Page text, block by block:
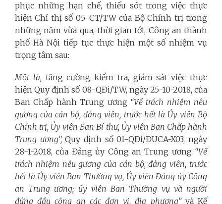
phục những hạn chế, thiếu sót trong việc thực
hiện Chỉ thị số 05-CT/TW của Bộ Chính trị trong
những năm vừa qua, thời gian tới, Công an thành
phố Hà Nội tiếp tục thực hiện một số nhiệm vụ
trọng tâm sau:
Một là,tăng cường kiểm tra, giám sát việc thực
hiện Quy định số 08-QĐi/TW, ngày 25-10-2018, của
Ban Chấp hành Trung ương “Về trách nhiệm nêu
gương của cán bộ, đảng viên, trước hết là Ủy viên Bộ
Chính trị, Ủy viên Ban Bí thư, Ủy viên Ban Chấp hành
Trung ương”,Quy định số 01-QĐi/ĐUCA-X03, ngày
28-1-2018, của Đảng ủy Công an Trung ương “Về
trách nhiệm nêu gương của cán bộ, đảng viên, trước
hết là Ủy viên Ban Thường vụ, Ủy viên Đảng ủy Công
an Trung ương; ủy viên Ban Thường vụ và người
đứng đầu công an các đơn vị, địa phương”và Kế